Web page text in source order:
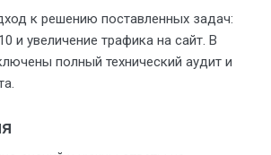
к решению поставленных задач:
и увеличение трафика на сайт. В
полный технический аудит и